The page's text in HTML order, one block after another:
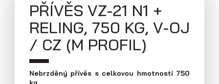
Skladové přívěsy
Praktické informace
Kariéra
Navštivte nás
Průmyslová 2081, 594 01 Velké Meziříčí
PŘÍVĚS VZ-21 N1 +
RELING, 750 KG, V-OJ
/ CZ (M PROFIL)
Nebrzděný přívěs s celkovou hmotností 750